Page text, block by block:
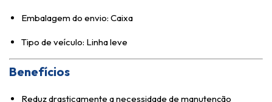
Embalagem do envio: Caixa
Tipo de veículo: Linha leve
Benefícios
Reduz drasticamente a necessidade de manutenção